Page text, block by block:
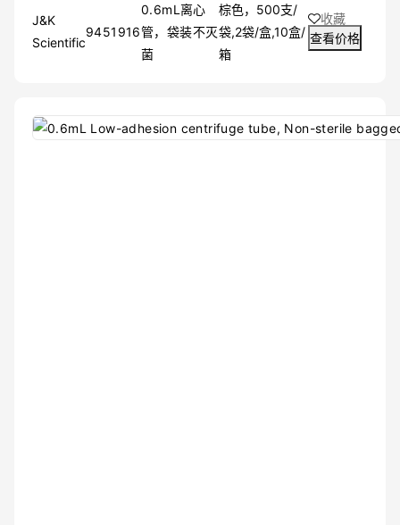
J&K
Scientific
9451916
0.6mL离心
管，袋装不灭
菌
棕色，500支/
袋,2袋/盒,10盒/
箱
收藏
查看价格